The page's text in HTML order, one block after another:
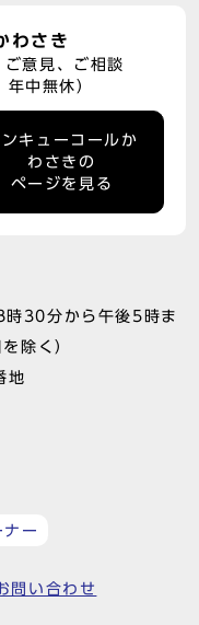
わさき
意見、ご相談
中無休）
ンキューコールか
わさきの
ページを見る
時30分から午後5時ま
除く）
地
ー
問い合わせ